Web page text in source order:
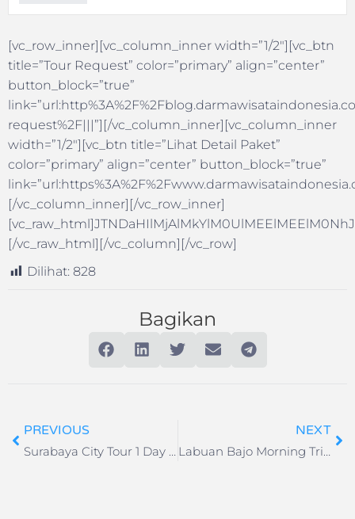
[vc_row_inner][vc_column_inner width=”1/2″][vc_btn
title=”Tour Request” color=”primary” align=”center”
button_block=”true”
request%2F|||”][/vc_column_inner][vc_column_inner
width=”1/2″][vc_btn title=”Lihat Detail Paket”
color=”primary” align=”center” button_block=”true”
[/vc_column_inner][/vc_row_inner]
[/vc_raw_html][/vc_column][/vc_row]
Dilihat: 828
Bagikan
PREVIOUS
Surabaya City Tour 1 Day (Atlantis Land)
NEXT
Labuan Bajo Morning Trip – SIC